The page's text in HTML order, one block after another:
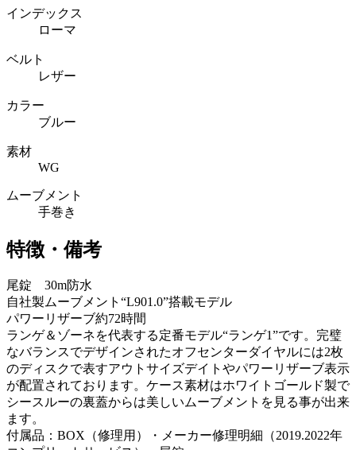
インデックス
ローマ
ベルト
レザー
カラー
ブルー
素材
WG
ムーブメント
手巻き
特徴・備考
尾錠 30m防水
自社製ムーブメント“L901.0”搭載モデル
パワーリザーブ約72時間
ランゲ＆ゾーネを代表する定番モデル“ランゲ1”です。完璧
なバランスでデザインされたオフセンターダイヤルには2枚
のディスクで表すアウトサイズデイトやパワーリザーブ表示
が配置されております。ケース素材はホワイトゴールド製で
シースルーの裏蓋からは美しいムーブメントを見る事が出来
ます。
付属品：BOX（修理用）・メーカー修理明細（2019.2022年